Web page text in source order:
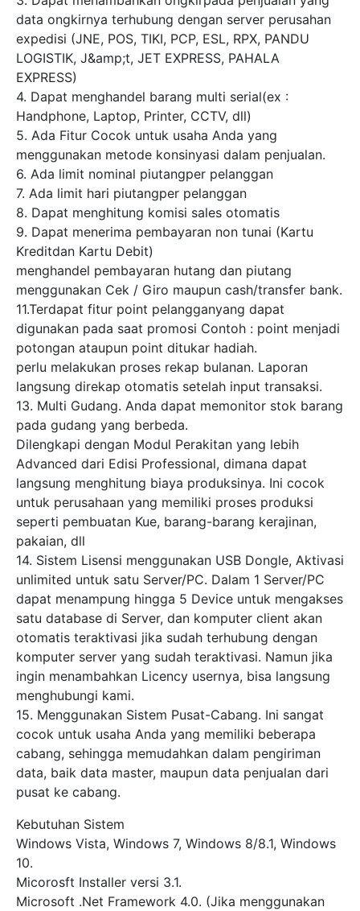
data ongkirnya terhubung dengan server perusahan
expedisi (JNE, POS, TIKI, PCP, ESL, RPX, PANDU
LOGISTIK, J&amp;t, JET EXPRESS, PAHALA
EXPRESS)
4. Dapat menghandel barang multi serial(ex :
Handphone, Laptop, Printer, CCTV, dll)
5. Ada Fitur Cocok untuk usaha Anda yang
menggunakan metode konsinyasi dalam penjualan.
6. Ada limit nominal piutangper pelanggan
7. Ada limit hari piutangper pelanggan
8. Dapat menghitung komisi sales otomatis
9. Dapat menerima pembayaran non tunai (Kartu
Kreditdan Kartu Debit)
menghandel pembayaran hutang dan piutang
menggunakan Cek / Giro maupun cash/transfer bank.
11.Terdapat fitur point pelangganyang dapat
digunakan pada saat promosi Contoh : point menjadi
potongan ataupun point ditukar hadiah.
perlu melakukan proses rekap bulanan. Laporan
langsung direkap otomatis setelah input transaksi.
13. Multi Gudang. Anda dapat memonitor stok barang
pada gudang yang berbeda.
Dilengkapi dengan Modul Perakitan yang lebih
Advanced dari Edisi Professional, dimana dapat
langsung menghitung biaya produksinya. Ini cocok
untuk perusahaan yang memiliki proses produksi
seperti pembuatan Kue, barang-barang kerajinan,
pakaian, dll
14. Sistem Lisensi menggunakan USB Dongle, Aktivasi
unlimited untuk satu Server/PC. Dalam 1 Server/PC
dapat menampung hingga 5 Device untuk mengakses
satu database di Server, dan komputer client akan
otomatis teraktivasi jika sudah terhubung dengan
komputer server yang sudah teraktivasi. Namun jika
ingin menambahkan Licency usernya, bisa langsung
menghubungi kami.
15. Menggunakan Sistem Pusat-Cabang. Ini sangat
cocok untuk usaha Anda yang memiliki beberapa
cabang, sehingga memudahkan dalam pengiriman
data, baik data master, maupun data penjualan dari
pusat ke cabang.
Kebutuhan Sistem
Windows Vista, Windows 7, Windows 8/8.1, Windows
10.
Micorosft Installer versi 3.1.
Microsoft .Net Framework 4.0. (Jika menggunakan